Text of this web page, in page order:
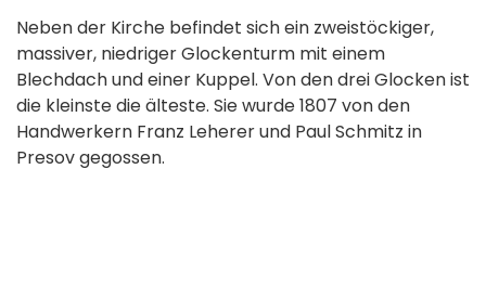
Neben der Kirche befindet sich ein zweistöckiger,
massiver, niedriger Glockenturm mit einem
Blechdach und einer Kuppel. Von den drei Glocken ist
die kleinste die älteste. Sie wurde 1807 von den
Handwerkern Franz Leherer und Paul Schmitz in
Presov gegossen.